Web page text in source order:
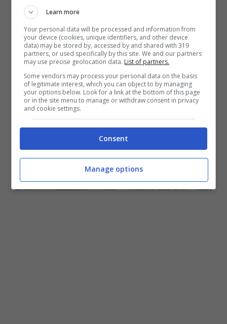
attendere
Learn more
Your personal data will be processed and information from
your device (cookies, unique identifiers, and other device
data) may be stored by, accessed by and shared with 319
partners, or used specifically by this site. We and our partners
may use precise geolocation data. List of partners.
Some vendors may process your personal data on the basis
of legitimate interest, which you can object to by managing
your options below. Look for a link at the bottom of this page
or in the site menu to manage or withdraw consent in privacy
and cookie settings.
Consent
Manage options